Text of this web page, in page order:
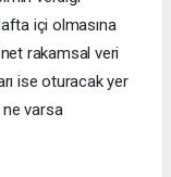
içi olmasına
rakamsal veri
ise oturacak yer
varsa